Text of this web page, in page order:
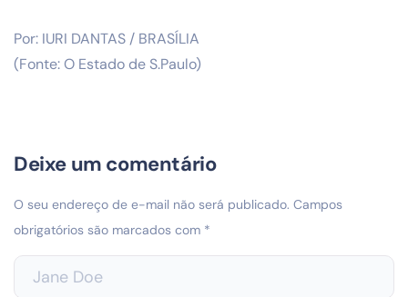
Por: IURI DANTAS / BRASÍLIA
(Fonte: O Estado de S.Paulo)
Deixe um comentário
O seu endereço de e-mail não será publicado. Campos
obrigatórios são marcados com *